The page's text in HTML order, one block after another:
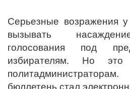
Серьезные возражения
вызывать
голосования под
избирателям. Но это
бюллетень стал